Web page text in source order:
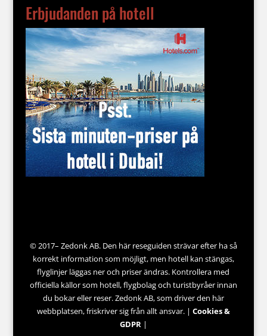
Erbjudanden på hotell
© 2017– Zedonk AB. Den här reseguiden strävar efter ha så
korrekt information som möjligt, men hotell kan stängas,
flyglinjer läggas ner och priser ändras. Kontrollera med
officiella källor som hotell, flygbolag och turistbyråer innan
du bokar eller reser. Zedonk AB, som driver den här
webbplatsen, friskriver sig från allt ansvar. | Cookies &
GDPR|